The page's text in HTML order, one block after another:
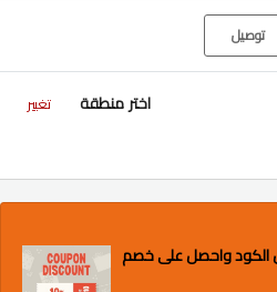
توصيل
اختر منطقة تغيير
الكود واحصل على خصم